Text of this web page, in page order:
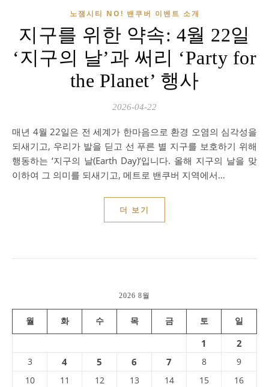
노잼시티 NO! 밴쿠버 이벤트 소개
지구를 위한 약속: 4월 22일
‘지구의 날’과 써리 ‘Party for
the Planet’ 행사
2026-04-22
매년 4월 22일은 전 세계가 한마음으로 환경 오염의 심각성을
되새기고, 우리가 발을 딛고 선 푸른 별 지구를 보호하기 위해
행동하는 ‘지구의 날(Earth Day)‘입니다. 올해 지구의 날을 맞
이하여 그 의미를 되새기고, 메트로 밴쿠버 지역에서…
더 보기
2026 8월
월 화 수 목 금 토 일
1 2
3 4 5 6 7 8
9
10
11 12 13 14 15
16